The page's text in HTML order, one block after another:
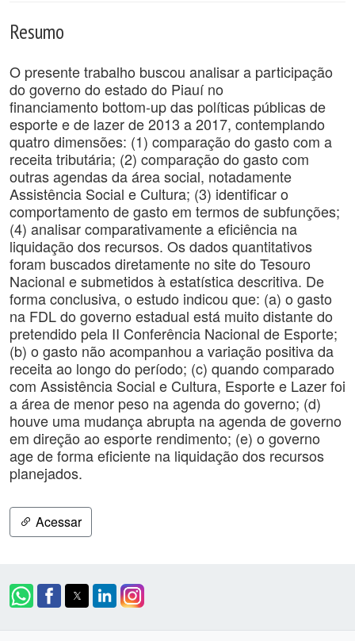
Resumo
O presente trabalho buscou analisar a participação
do governo do estado do Piauí no
financiamento bottom-up das políticas públicas de
esporte e de lazer de 2013 a 2017, contemplando
quatro dimensões: (1) comparação do gasto com a
receita tributária; (2) comparação do gasto com
outras agendas da área social, notadamente
Assistência Social e Cultura; (3) identificar o
comportamento de gasto em termos de subfunções;
(4) analisar comparativamente a eficiência na
liquidação dos recursos. Os dados quantitativos
foram buscados diretamente no site do Tesouro
Nacional e submetidos à estatística descritiva. De
forma conclusiva, o estudo indicou que: (a) o gasto
na FDL do governo estadual está muito distante do
pretendido pela II Conferência Nacional de Esporte;
(b) o gasto não acompanhou a variação positiva da
receita ao longo do período; (c) quando comparado
com Assistência Social e Cultura, Esporte e Lazer foi
a área de menor peso na agenda do governo; (d)
houve uma mudança abrupta na agenda de governo
em direção ao esporte rendimento; (e) o governo
age de forma eficiente na liquidação dos recursos
planejados.
Acessar